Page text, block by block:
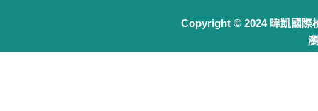
Copyright © 2024 暐凱國際